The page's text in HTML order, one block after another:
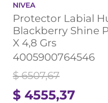
NIVEA
Protector Labial
Blackberry Shine
X 4,8 Grs
4005900764546
$ 4555,37
$ 6507,67